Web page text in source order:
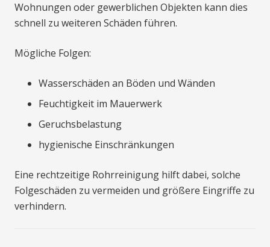
Wohnungen oder gewerblichen Objekten kann dies
schnell zu weiteren Schäden führen.
Mögliche Folgen:
Wasserschäden an Böden und Wänden
Feuchtigkeit im Mauerwerk
Geruchsbelastung
hygienische Einschränkungen
Eine rechtzeitige Rohrreinigung hilft dabei, solche
Folgeschäden zu vermeiden und größere Eingriffe zu
verhindern.